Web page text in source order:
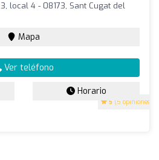
5 (5 opiniones)
local 4 - 08173, Sant Cugat del
Mapa
Ver teléfono
Horario